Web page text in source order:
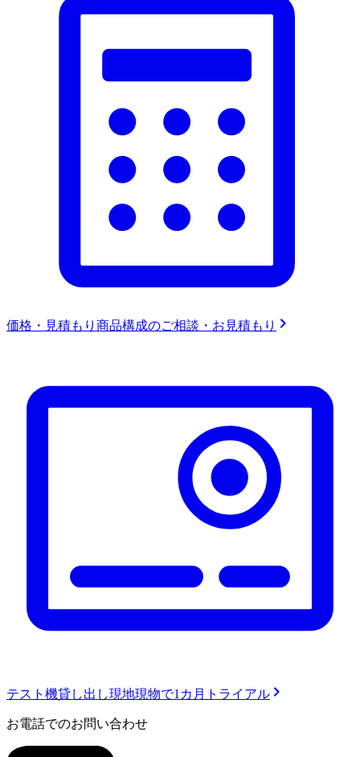
価格・見積もり 商品構成のご相談・お見積もり
テスト機貸し出し現地現物で1カ月トライアル
お電話でのお問い合わせ